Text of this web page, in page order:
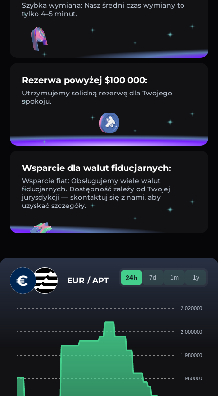
Szybka wymiana: Nasz średni czas wymiany to
tylko 4–5 minut.
Rezerwa powyżej $100 000:
Utrzymujemy solidną rezerwę dla Twojego
spokoju.
Wsparcie dla walut fiducjarnych:
Wsparcie fiat: Obsługujemy wiele walut
fiducjarnych. Dostępność zależy od Twojej
jurysdykcji — skontaktuj się z nami, aby
uzyskać szczegóły.
EUR / APT 24h 7d 1m 1y
2.020000
2.000000
1.980000
1.960000